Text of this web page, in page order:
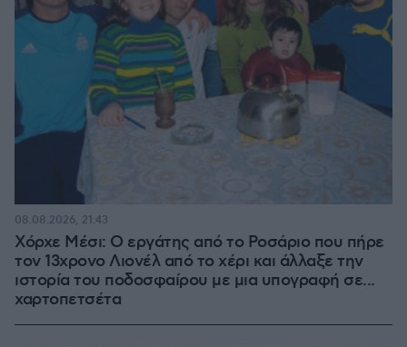
Χόρχε Μέσι: Ο εργάτης από το Ροσάριο που πήρε
τον 13χρονο Λιονέλ από το χέρι και άλλαξε την
ιστορία του ποδοσφαίρου με μια υπογραφή σε...
χαρτοπετσέτα
08.08.2026, 21:43